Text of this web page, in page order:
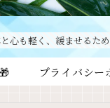
心も軽く、緩ませるた
プライバシー